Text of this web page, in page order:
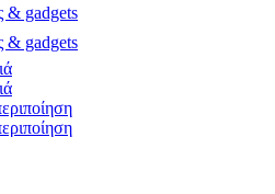
& gadgets
& gadgets